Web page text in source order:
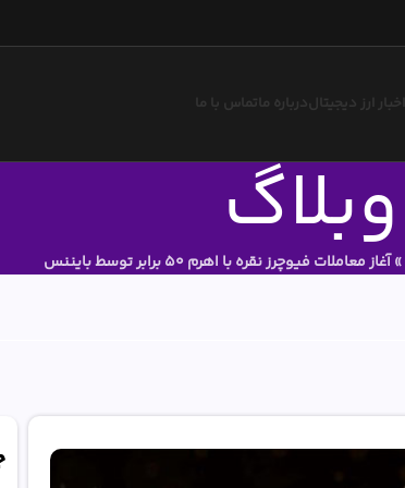
اخبار ارز دیجیتالدرباره ماتماس با ما
وبلاگ»آغاز معاملات فیوچرز نقره با اهرم 50 برابر توسط بایننس